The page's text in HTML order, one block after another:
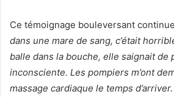
Ce témoignage bouleversant
dans une mare de sang, c’était
balle dans la bouche, elle saignait de
inconsciente. Les pompiers m’ont
massage cardiaque le temps d’arriver.